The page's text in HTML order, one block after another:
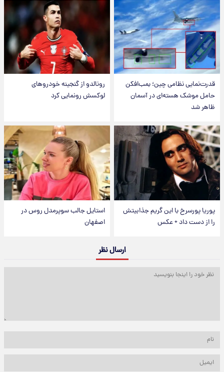
قدرت‌نمایی نظامی چین؛ بمب‌افکن
حامل موشک هسته‌ای در آسمان
ظاهر شد
رونالدو از گنجینه خودروهای
لوکسش رونمایی کرد
پوریا پورسرخ با این گریم جذابیتش
را از دست داد + عکس
استایل جالب سوپرمدل روس در
اصفهان
ارسال نظر